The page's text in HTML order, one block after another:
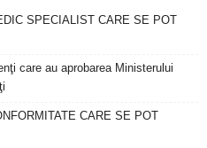
SPECIALIST CARE SE POT
care au aprobarea Ministerului
CARE SE POT